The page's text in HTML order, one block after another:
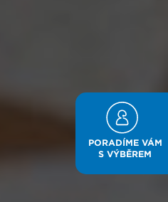
PORADÍME VÁM
S VÝBĚREM